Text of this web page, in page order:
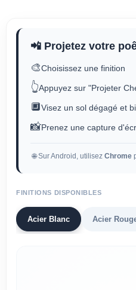
📲 Projetez votre
🎨Choisissez une finition
👆Appuyez sur "Projeter
🔲Visez un sol dégagé et
📸Prenez une capture
🌐 Sur Android, utilisez Chrome
FINITIONS DISPONIBLES
Acier Blanc Acier